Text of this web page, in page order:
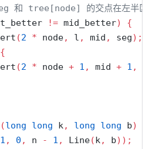
和 tree[node] 的交点在左半区间
!= mid_better)
{
(2 * node, l , mid , seg);
{
(2 * node + 1 , mid + 1 ,
(long long k, long long b)
1 , 0 , n - 1 , Line(k, b));